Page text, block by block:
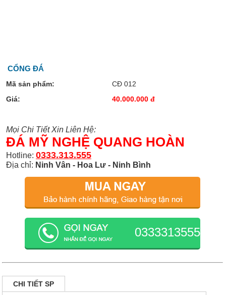
CỔNG ĐÁ
Mã sản phẩm:
CĐ 012
Giá:
40.000.000 đ
Mọi Chi Tiết Xin Liên Hệ:
ĐÁ MỸ NGHỆ QUANG HOÀN
Hotline: 0333.313.555
Địa chỉ: Ninh Vân - Hoa Lư - Ninh Bình
0333313555
CHI TIẾT SP